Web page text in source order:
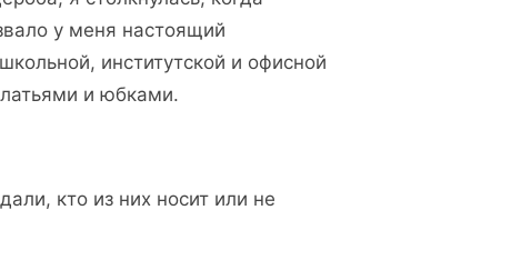
у меня настоящий
институтской и офисной
и юбками.
кто из них носит или не